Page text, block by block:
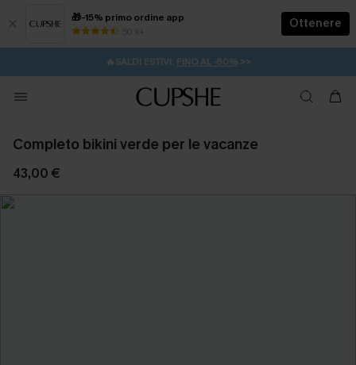
🎁-15% primo ordine app
50 k+
Ottenere
⚡️-15% SUGLI ESSENZIALI DA VACANZA | ACQUISTA
🔥SALDI ESTIVI: FINO AL -50%>>
🚚SPEDIZIONE GRATUITA DA 49€
💌REGALO PER I NUOVI: 20% DI SCONTO*
Completo bikini verde per le vacanze
43,00 €